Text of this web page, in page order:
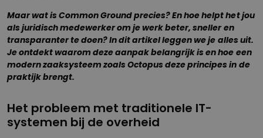
Maar wat is Common Ground precies? En hoe helpt het jou
als juridisch medewerker om je werk beter, sneller en
transparanter te doen? In dit artikel leggen we je alles uit.
Je ontdekt waarom deze aanpak belangrijk is en hoe een
modern zaaksysteem zoals Octopus deze principes in de
praktijk brengt.
Het probleem met traditionele IT-
systemen bij de overheid